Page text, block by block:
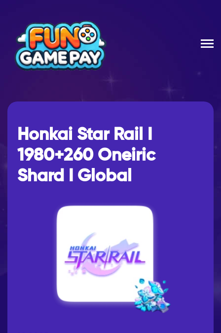
Honkai Star Rail I
1980+260 Oneiric
Shard I Global